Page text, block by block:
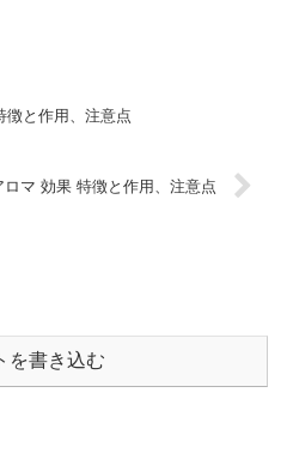
徴と作用、注意点
ロマ 効果 特徴と作用、注意点
を書き込む